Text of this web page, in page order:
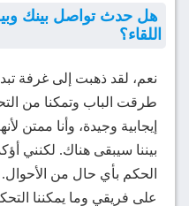
هل حدث تواصل بينك
اللقاء؟
نعم، لقد ذهبت إلى غرفة
طرقت الباب وتمكنا من
إيجابية وجيدة، وأنا ممتن
بيننا سيبقى هناك. لكنني
الحكم بأي حال من الأحوال.
على فريقي وما يمكننا